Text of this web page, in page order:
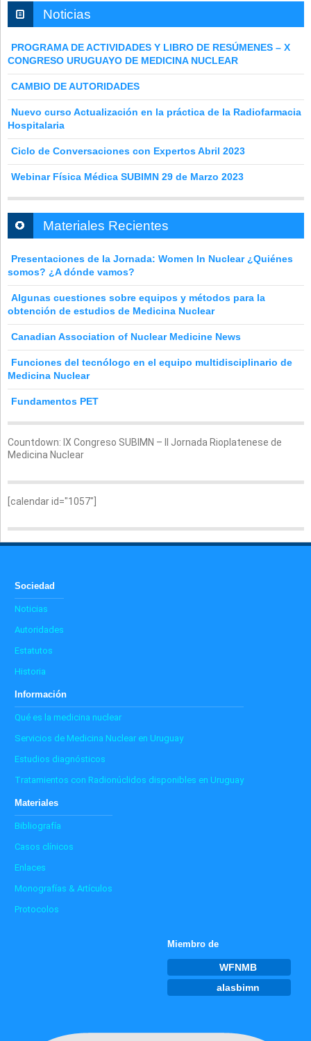
Noticias
PROGRAMA DE ACTIVIDADES Y LIBRO DE RESÚMENES – X
CONGRESO URUGUAYO DE MEDICINA NUCLEAR
CAMBIO DE AUTORIDADES
Nuevo curso Actualización en la práctica de la Radiofarmacia
Hospitalaria
Ciclo de Conversaciones con Expertos Abril 2023
Webinar Física Médica SUBIMN 29 de Marzo 2023
Materiales Recientes
Presentaciones de la Jornada: Women In Nuclear ¿Quiénes
somos? ¿A dónde vamos?
Algunas cuestiones sobre equipos y métodos para la
obtención de estudios de Medicina Nuclear
Canadian Association of Nuclear Medicine News
Funciones del tecnólogo en el equipo multidisciplinario de
Medicina Nuclear
Fundamentos PET
Countdown: IX Congreso SUBIMN – II Jornada Rioplatenese de
Medicina Nuclear
[calendar id="1057"]
Sociedad
Noticias
Autoridades
Estatutos
Historia
Información
Qué es la medicina nuclear
Servicios de Medicina Nuclear en Uruguay
Estudios diagnósticos
Tratamientos con Radionúclidos disponibles en Uruguay
Materiales
Bibliografía
Casos clínicos
Enlaces
Monografías & Artículos
Protocolos
Miembro de
WFNMB
alasbimn